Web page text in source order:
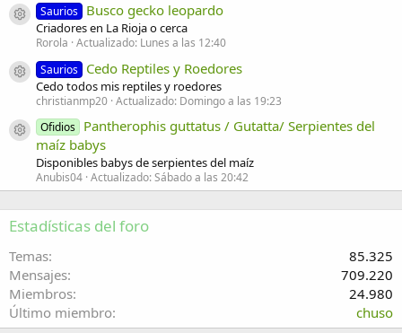
Icono del recurso
Saurios Busco gecko leopardo
Criadores en La Rioja o cerca
Rorola Actualizado: Lunes a las 12:40
Icono del recurso
Saurios Cedo Reptiles y Roedores
Cedo todos mis reptiles y roedores
christianmp20 Actualizado: Domingo a las 19:23
Icono del recurso
Ofidios Pantherophis guttatus / Gutatta/ Serpientes del
maíz babys
Disponibles babys de serpientes del maíz
Anubis04 Actualizado:Sábado a las 20:42
Estadísticas del foro
Temas
85.325
Mensajes
709.220
Miembros
24.980
Último miembro
chuso